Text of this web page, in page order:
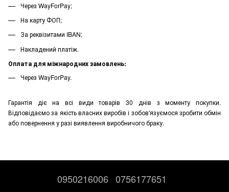
Через WayForPay;
На карту ФОП;
За реквізитами IBAN;
Накладений платіж.
Оплата для міжнародних замовлень:
Через WayForPay.
Гарантія діє на всі види товарів 30 днів з моменту покупки.
Відповідаємо за якість власних виробів і зобов'язуємося зробити обмін
або повернення у разі виявлення виробничого браку.
0950216006 0756177651